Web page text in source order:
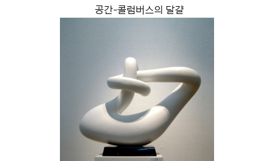
공간-콜럼버스의 달걀